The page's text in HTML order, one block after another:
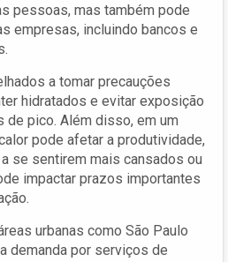
pessoas, mas também pode
empresas, incluindo bancos e
a tomar precauções
hidratados e evitar exposição
de pico. Além disso, em um
pode afetar a produtividade,
se sentirem mais cansados ou
impactar prazos importantes
urbanas como São Paulo
demanda por serviços de